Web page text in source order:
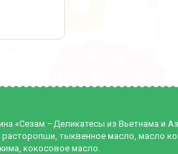
«Сезам –Деликатесы из Вьетнама и
тыквенное масло, масло
кокосовое масло.